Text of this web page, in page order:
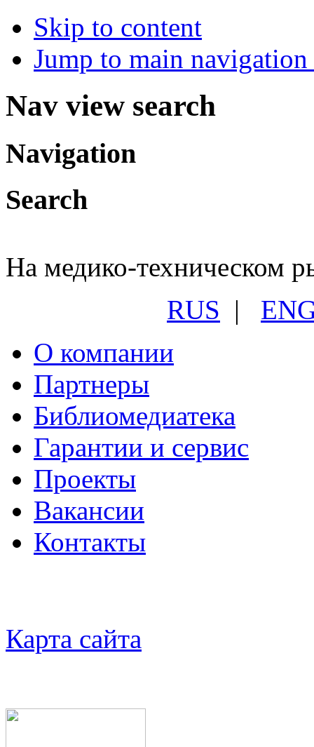
Skip to content
Jump to main
Nav view search
Navigation
Search
На медико-техническом
RUS |
О компании
Партнеры
Библиомедиатека
Гарантии и сервис
Проекты
Вакансии
Контакты
Карта сайта